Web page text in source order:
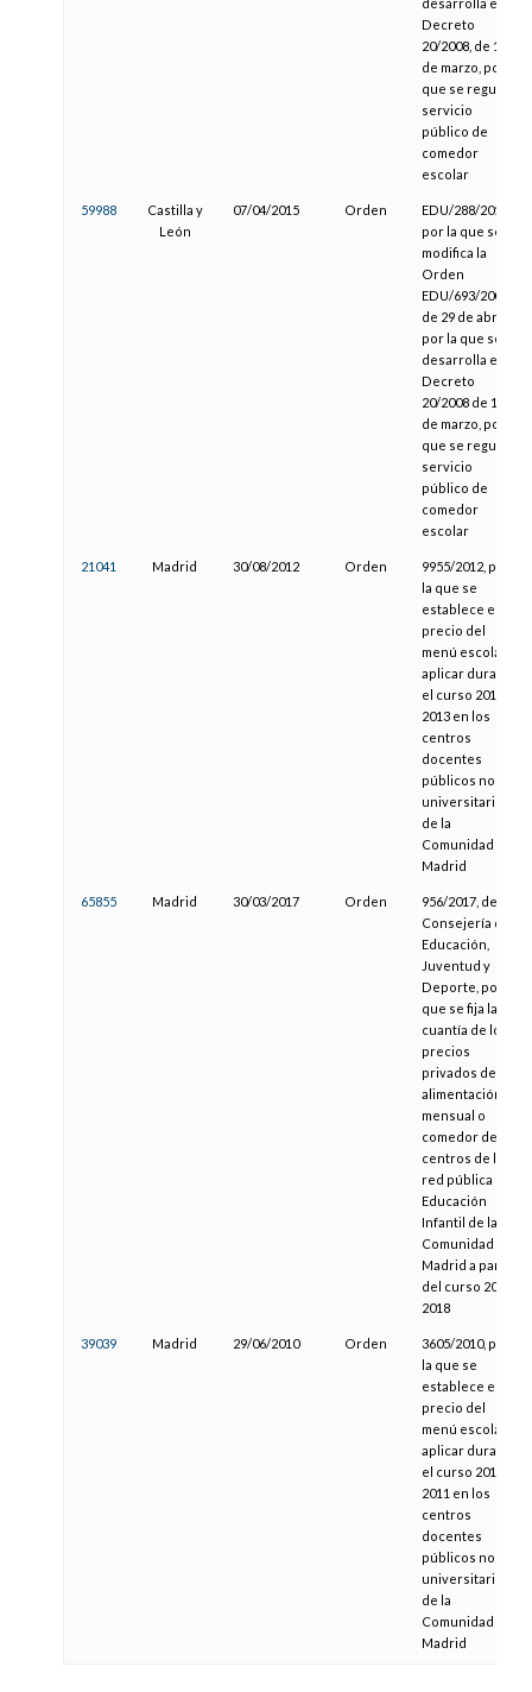
desarrolla el
Decreto
20/2008, de 13
de marzo, por el
que se regula el
servicio
público de
comedor
escolar
59988
Castilla y
León
07/04/2015 Orden
EDU/288/2015,
por la que se
modifica la
Orden
EDU/693/2008,
de 29 de abril,
por la que se
desarrolla el
Decreto
20/2008 de 13
de marzo, por el
que se regula el
servicio
público de
comedor
escolar
21041 Madrid 30/08/2012 Orden
9955/2012, por
la que se
establece el
precio del
menú escolar a
aplicar durante
el curso 2012-
2013 en los
centros
docentes
públicos no
universitarios
de la
Comunidad de
Madrid
65855 Madrid 30/03/2017 Orden
956/2017, de la
Consejería de
Educación,
Juventud y
Deporte, por la
que se fija la
cuantía de los
precios
privados de
alimentación
mensual o
comedor de los
centros de la
red pública de
Educación
Infantil de la
Comunidad de
Madrid a partir
del curso 2017-
2018
39039 Madrid 29/06/2010 Orden
3605/2010, por
la que se
establece el
precio del
menú escolar a
aplicar durante
el curso 2010-
2011 en los
centros
docentes
públicos no
universitarios
de la
Comunidad de
Madrid